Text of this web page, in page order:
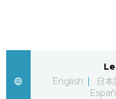
Fragmentos de
English
日本